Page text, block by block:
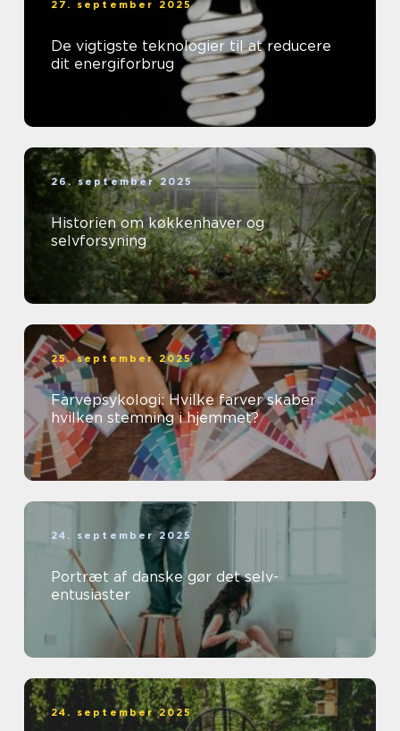
27. september 2025
De vigtigste teknologier til at reducere
dit energiforbrug
26. september 2025
Historien om køkkenhaver og
selvforsyning
25. september 2025
Farvepsykologi: Hvilke farver skaber
hvilken stemning i hjemmet?
24. september 2025
Portræt af danske gør det selv-
entusiaster
24. september 2025